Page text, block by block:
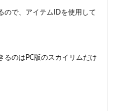
ので、アイテムIDを使用して
るのはPC版のスカイリムだけ